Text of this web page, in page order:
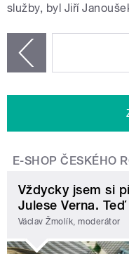
služby, byl Jiří
E-SHOP ČESKÉHO
Vždycky jsem si
Julese Verna.
Václav Žmolík, moderátor